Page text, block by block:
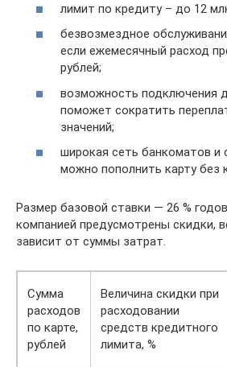
лимит по кредиту – до 12
безвозмездное
если ежемесячный расход
рублей;
возможность подключения
поможет сократить
значений;
широкая сеть банкоматов и
можно пополнить карту без
Размер базовой ставки — 26 %
компанией предусмотрены скидки,
зависит от суммы затрат.
Сумма
расходов
по карте,
рублей
Величина скидки при
расходовании
средств кредитного
лимита, %